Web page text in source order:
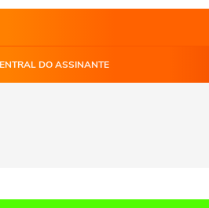
DO ASSINANTE